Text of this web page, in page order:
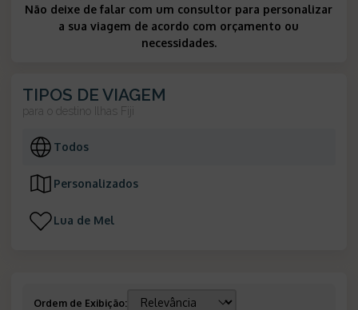
Não deixe de falar com um consultor para personalizar
a sua viagem de acordo com orçamento ou
necessidades.
TIPOS DE VIAGEM
para o destino Ilhas Fiji
Todos
Personalizados
Lua de Mel
Ordem de Exibição: